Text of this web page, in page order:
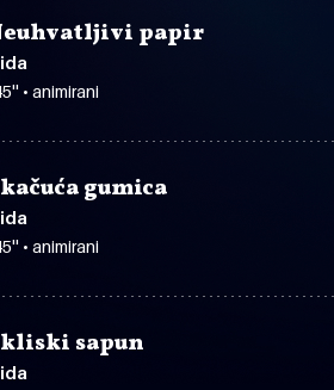
papir
• animirani
gumica
• animirani
sapun